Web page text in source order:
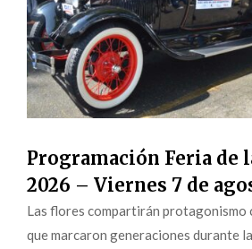
Programación Feria de
2026 – Viernes 7 de
Las flores compartirán protagonismo
que marcaron generaciones durante